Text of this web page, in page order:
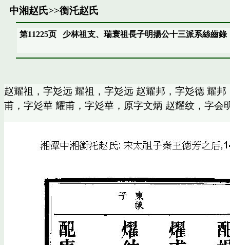
中湘赵氏>>衡汑赵氏
第11225页少林祖支、瑞寰祖長子明揚公十三派系絲齒錄
赵耀祖，字彣远 耀祖，字彣远 赵耀邦，字彣德 耀
甫，字彣華 耀甫，字彣華，原字文炳 赵耀纹，字会